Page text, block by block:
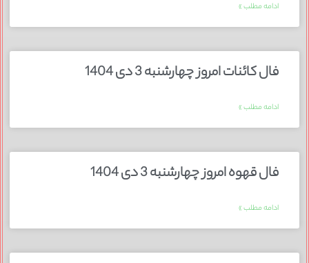
ادامه مطلب »
فال کائنات امروز چهارشنبه 3 دی 1404
ادامه مطلب »
فال قهوه امروز چهارشنبه 3 دی 1404
ادامه مطلب »